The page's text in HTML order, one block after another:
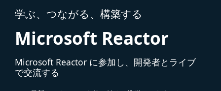
学ぶ、つながる、構築する
Microsoft Reactor
Microsoft Reactor に参加し、開発者とライブ
で交流する